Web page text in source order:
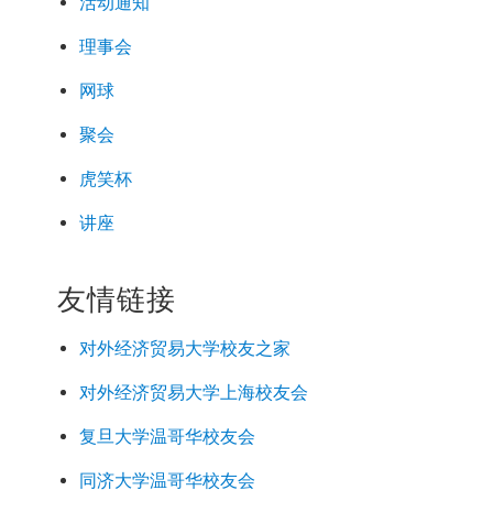
理事会
网球
聚会
虎笑杯
讲座
友情链接
对外经济贸易大学校友之家
对外经济贸易大学上海校友会
复旦大学温哥华校友会
同济大学温哥华校友会